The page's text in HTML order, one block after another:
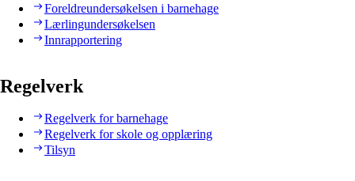
Foreldreundersøkelsen i barnehage
Lærlingundersøkelsen
Innrapportering
Regelverk
Regelverk for barnehage
Regelverk for skole og opplæring
Tilsyn